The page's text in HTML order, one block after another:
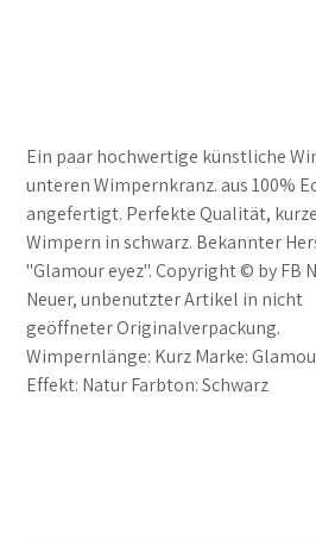
Ein paar hochwertige künstliche
unteren Wimpernkranz. aus 100%
angefertigt. Perfekte Qualität, kurze
Wimpern in schwarz. Bekannter
"Glamour eyez". Copyright © by FB
Neuer, unbenutzter Artikel in nicht
geöffneter Originalverpackung.
Wimpernlänge: Kurz Marke:
Effekt: Natur Farbton: Schwarz